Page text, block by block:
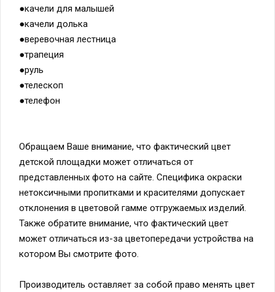
●качели для малышей
●качели долька
●веревочная лестница
●трапеция
●руль
●телескоп
●телефон
Обращаем Ваше внимание, что фактический цвет
детской площадки может отличаться от
представленных фото на сайте. Специфика окраски
нетоксичными пропитками и красителями допускает
отклонения в цветовой гамме отгружаемых изделий.
Также обратите внимание, что фактический цвет
может отличаться из-за цветопередачи устройства на
котором Вы смотрите фото.
Производитель оставляет за собой право менять цвет